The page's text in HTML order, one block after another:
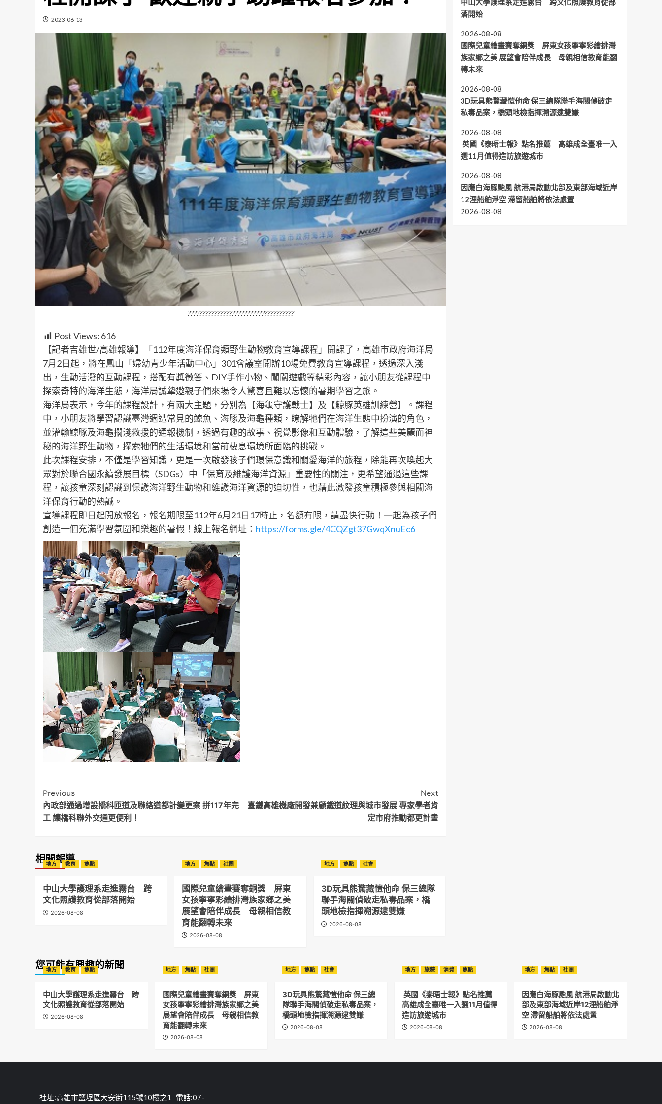
2023-06-13
????????????????????????????????????
Post Views: 616
【記者吉雄世/高雄報導】「112年度海洋保育類野生動物教育宣導課程」開課了，高雄市政府海洋局
7月2日起，將在鳳山「婦幼青少年活動中心」301會議室開辦10場免費教育宣導課程，透過深入淺
出，生動活潑的互動課程，搭配有獎徵答、DIY手作小物、闖關遊戲等精彩內容，讓小朋友從課程中
探索奇特的海洋生態，海洋局誠摯邀親子們來場令人驚喜且難以忘懷的暑期學習之旅。
海洋局表示，今年的課程設計，有兩大主題，分別為【海龜守護戰士】及【鯨豚英雄訓練營】。課程
中，小朋友將學習認識臺灣週遭常見的鯨魚、海豚及海龜種類，瞭解牠們在海洋生態中扮演的角色，
並灌輸鯨豚及海龜擱淺救援的通報機制，透過有趣的故事、視覺影像和互動體驗，了解這些美麗而神
秘的海洋野生動物，探索牠們的生活環境和當前棲息環境所面臨的挑戰。
此次課程安排，不僅是學習知識，更是一次啟發孩子們環保意識和關愛海洋的旅程，除能再次喚起大
眾對於聯合國永續發展目標（SDGs）中「保育及維護海洋資源」重要性的關注，更希望通過這些課
程，讓孩童深刻認識到保護海洋野生動物和維護海洋資源的迫切性，也藉此激發孩童積極參與相關海
洋保育行動的熱誠。
宣導課程即日起開放報名，報名期限至112年6月21日17時止，名額有限，請盡快行動！一起為孩子們
創造一個充滿學習氛圍和樂趣的暑假！線上報名網址： https://forms.gle/4CQZgt37GwqXnuEc6
Post
Navigation
Previous
內政部通過增設橋科匝道及聯絡道都計變更案 拼117年完
工 讓橋科聯外交通更便利！
Next
臺鐵高雄機廠開發兼顧鐵道紋理與城市發展 專家學者肯
定市府推動都更計畫
相關報導
地方 教育 焦點
中山大學護理系走進霧台 跨
文化照護教育從部落開始
2026-08-08
地方 焦點 社團
國際兒童繪畫賽奪銅獎 屏東
女孩寧寧彩繪排灣族家鄉之美
展望會陪伴成長 母親相信教
育能翻轉未來
2026-08-08
地方 焦點 社會
3D玩具熊驚藏愷他命 保三總隊
聯手海關偵破走私毒品案，橋
頭地檢指揮溯源逮雙嫌
2026-08-08
中山大學護理系走進霧台 跨文化照護教育從部
落開始
2026-08-08
國際兒童繪畫賽奪銅獎 屏東女孩寧寧彩繪排灣
族家鄉之美 展望會陪伴成長 母親相信教育能翻
轉未來
2026-08-08
3D玩具熊驚藏愷他命 保三總隊聯手海關偵破走
私毒品案，橋頭地檢指揮溯源逮雙嫌
2026-08-08
英國《泰晤士報》點名推薦 高雄成全臺唯一入
選11月值得造訪旅遊城市
2026-08-08
因應白海豚颱風 航港局啟動北部及東部海域近岸
12浬船舶淨空 滯留船舶將依法處置
2026-08-08
您可能有興趣的新聞
地方 教育 焦點
中山大學護理系走進霧台 跨
文化照護教育從部落開始
2026-08-08
地方 焦點 社團
國際兒童繪畫賽奪銅獎 屏東
女孩寧寧彩繪排灣族家鄉之美
展望會陪伴成長 母親相信教
育能翻轉未來
2026-08-08
地方 焦點 社會
3D玩具熊驚藏愷他命 保三總
隊聯手海關偵破走私毒品案，
橋頭地檢指揮溯源逮雙嫌
2026-08-08
地方 旅遊 消費 焦點
英國《泰晤士報》點名推薦
高雄成全臺唯一入選11月值得
造訪旅遊城市
2026-08-08
地方 焦點 社團
因應白海豚颱風 航港局啟動北
部及東部海域近岸12浬船舶淨
空 滯留船舶將依法處置
2026-08-08
社址:高雄市鹽埕區大安街115號10樓之1 電話:07-